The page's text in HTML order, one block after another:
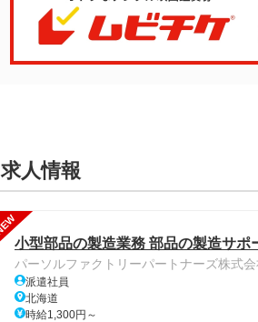
求人情報
小型部品の製造業務 部品の製造サポ
パーソルファクトリーパートナーズ株式
派遣社員
北海道
時給1,300円～